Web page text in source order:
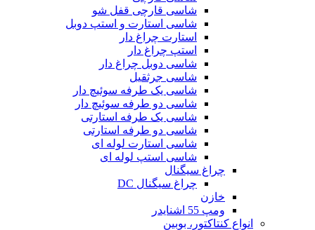
شاسی قارچی قفل شو
شاسی استارت و استپ دوبل
استارت چراغ دار
استپ چراغ دار
شاسی دوبل چراغ دار
شاسی جرثقیل
شاسی یک طرفه سوئیچ دار
شاسی دو طرفه سوئیچ دار
شاسی یک طرفه استارتی
شاسی دو طرفه استارتی
شاسی استارت لوله ای
شاسی استپ لوله ای
چراغ سیگنال
چراغ سیگنال DC
خازن
ومپ 55 اشنایدر
انواع کنتاکتور، بوبین